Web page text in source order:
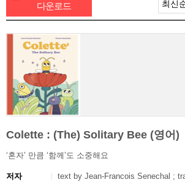
다운로드
Colette : (The) Solitary Bee (영어)
‘혼자’ 만큼 ‘함께’도 소중해요
저자
text by Jean-Francois Senechal ;